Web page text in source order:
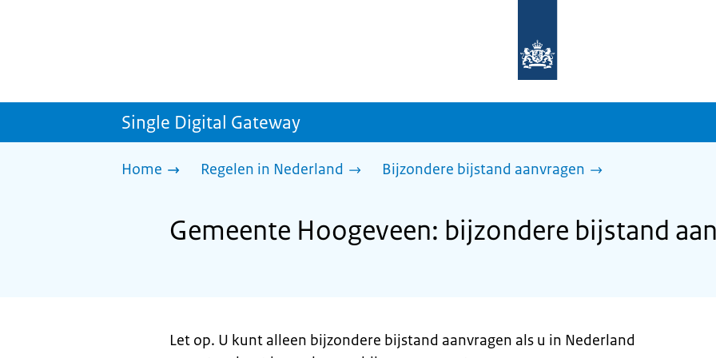
homepage
sdg.rijksoverheid.nl
Single Digital Gateway
Home Regelen in Nederland Bijzondere bijstand aanvragen
Gemeente Hoogeveen: bijzondere bijstand
Let op. U kunt alleen bijzondere bijstand aanvragen als u in Nederland